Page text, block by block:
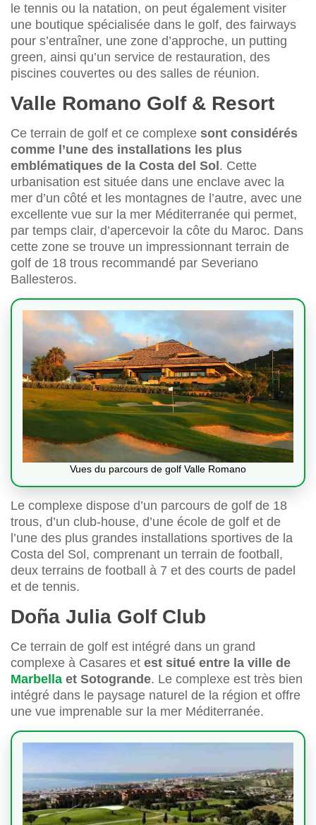
le tennis ou la natation, on peut également visiter
une boutique spécialisée dans le golf, des fairways
pour s’entraîner, une zone d’approche, un putting
green, ainsi qu’un service de restauration, des
piscines couvertes ou des salles de réunion.
Valle Romano Golf & Resort
Ce terrain de golf et ce complexe sont considérés
comme l’une des installations les plus
emblématiques de la Costa del Sol. Cette
urbanisation est située dans une enclave avec la
mer d’un côté et les montagnes de l’autre, avec une
excellente vue sur la mer Méditerranée qui permet,
par temps clair, d’apercevoir la côte du Maroc. Dans
cette zone se trouve un impressionnant terrain de
golf de 18 trous recommandé par Severiano
Ballesteros.
Vues du parcours de golf Valle Romano
Le complexe dispose d’un parcours de golf de 18
trous, d’un club-house, d’une école de golf et de
l’une des plus grandes installations sportives de la
Costa del Sol, comprenant un terrain de football,
deux terrains de football à 7 et des courts de padel
et de tennis.
Doña Julia Golf Club
Ce terrain de golf est intégré dans un grand
complexe à Casares et est situé entre la ville de
Marbella et Sotogrande. Le complexe est très bien
intégré dans le paysage naturel de la région et offre
une vue imprenable sur la mer Méditerranée.